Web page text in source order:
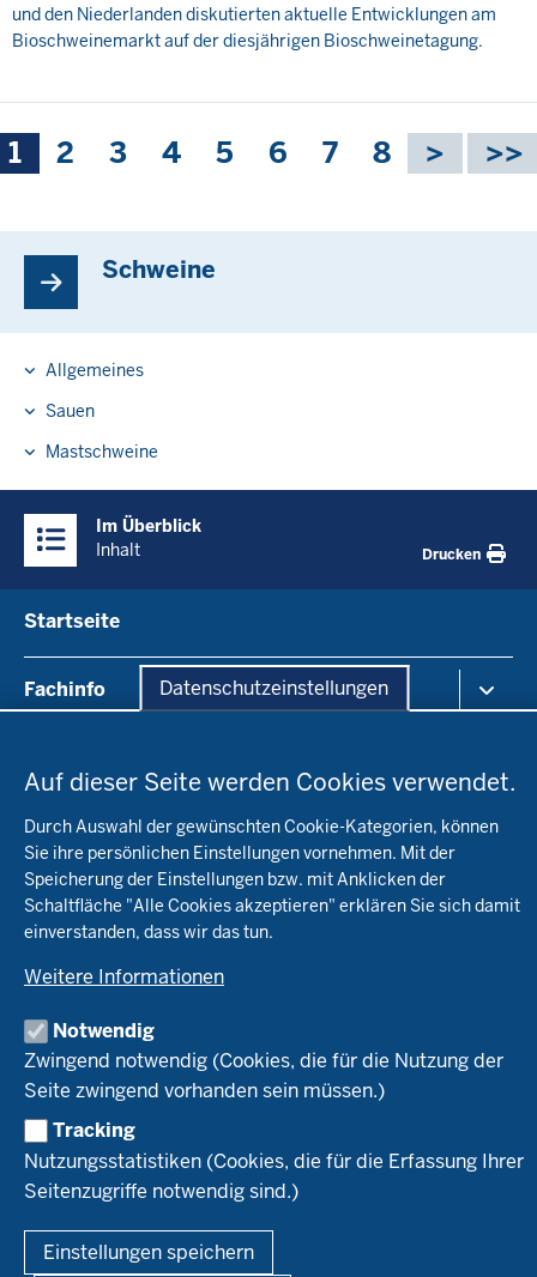
Datenschutzeinstellungen
Auf dieser Seite werden Cookies verwendet.
Durch Auswahl der gewünschten Cookie-Kategorien, können
Sie ihre persönlichen Einstellungen vornehmen. Mit der
Speicherung der Einstellungen bzw. mit Anklicken der
Schaltfläche "Alle Cookies akzeptieren" erklären Sie sich damit
einverstanden, dass wir das tun.
Weitere Informationen
Notwendig
Zwingend notwendig (Cookies, die für die Nutzung der
Seite zwingend vorhanden sein müssen.)
Tracking
Nutzungsstatistiken (Cookies, die für die Erfassung Ihrer
Seitenzugriffe notwendig sind.)
Einstellungen speichern
und den Niederlanden diskutierten aktuelle Entwicklungen am
Bioschweinemarkt auf der diesjährigen Bioschweinetagung.
Seitennummerierung
Aktuelle
Seite
1 Seite
2 Seite
3 Seite
4 Seite
5 Seite
6 Seite
7 Seite
8
Schweine
Allgemeines
Sauen
Mastschweine
Inhalte
Im Überblick
Inhalt
Drucken
in
der
Fußzeile
Startseite
Fachinfo
Pflanzenbau
Markt
Umstellung
Förderung
Bioland
Demeter
Naturland
Versuche
Leitbetriebe Ökologischer Landbau
Versuchsbetriebe
WRRL-Modellbetriebe
Kontakte Versuchswesen
Bildung
Arbeitsschwerpunkte
Ökoschule in Kleve
Ausbildungsbetriebe
Berufsausbildung
Forschung
Forschungsergebnisse
Service
Kontakt
Newsletter
Demonstrationsbetriebe Ökologischer Landbau
Archiv
Links
© 2026 Ökolandbau
Fußzeile
Impressum Datenschutzerklärung